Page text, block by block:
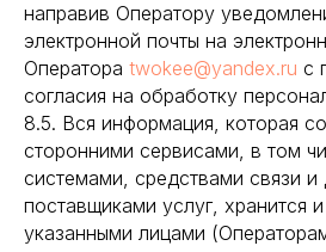
направив Оператору
электронной почты на
Оператора twokee@yandex.ru с
согласия на обработку
8.5. Вся информация, которая
сторонними сервисами, в том
системами, средствами связи и
поставщиками услуг, хранится
указанными лицами